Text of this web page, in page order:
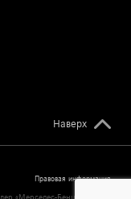
Правовая информация
Наверх